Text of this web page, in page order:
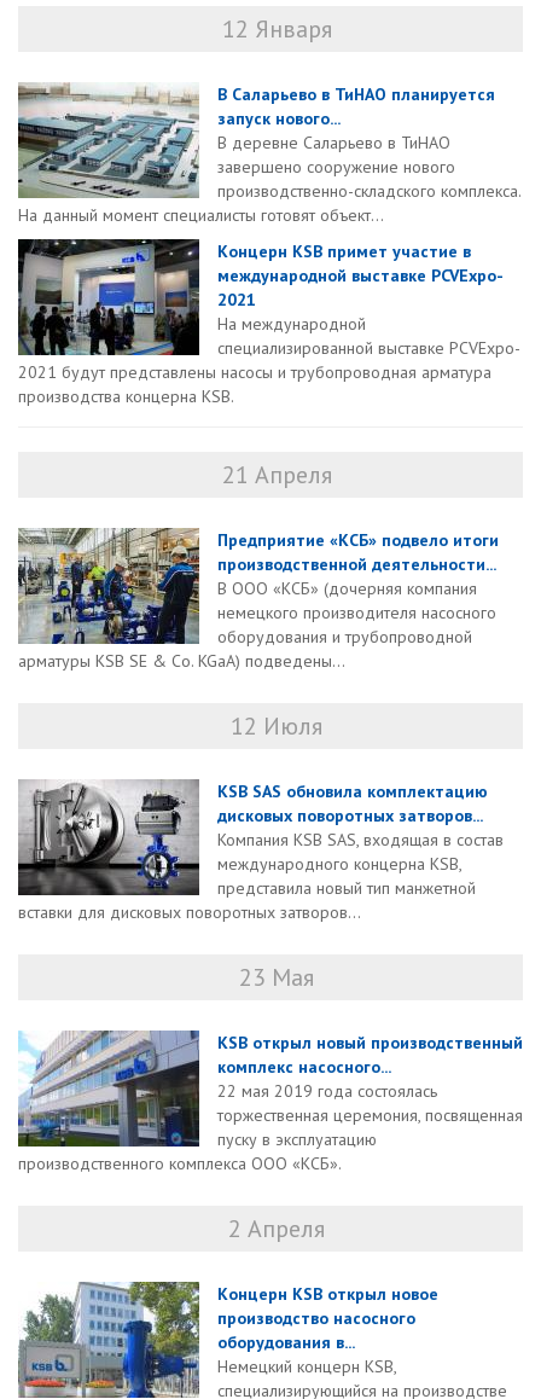
12 Января
В Саларьево в ТиНАО планируется
запуск нового...
В деревне Саларьево в ТиНАО
завершено сооружение нового
производственно-складского комплекса.
На данный момент специалисты готовят объект...
Концерн KSB примет участие в
международной выставке PCVExpo-
2021
На международной
специализированной выставке PCVExpo-
2021 будут представлены насосы и трубопроводная арматура
производства концерна KSB.
21 Апреля
Предприятие «КСБ» подвело итоги
производственной деятельности...
В ООО «КСБ» (дочерняя компания
немецкого производителя насосного
оборудования и трубопроводной
арматуры KSB SE & Co. KGaA) подведены...
12 Июля
KSB SAS обновила комплектацию
дисковых поворотных затворов...
Компания KSB SAS, входящая в состав
международного концерна KSB,
представила новый тип манжетной
вставки для дисковых поворотных затворов...
23 Мая
KSB открыл новый производственный
комплекс насосного...
22 мая 2019 года состоялась
торжественная церемония, посвященная
пуску в эксплуатацию
производственного комплекса ООО «КСБ».
2 Апреля
Концерн KSB открыл новое
производство насосного
оборудования в...
Немецкий концерн KSB,
специализирующийся на производстве